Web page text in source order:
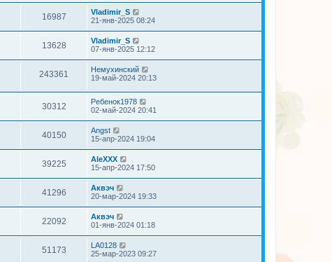
16987
Vladimir_S
21-янв-2025 08:24
13628
Vladimir_S
07-янв-2025 12:12
243361
Немухинский
19-май-2024 20:13
30312
Ребенок1978
02-май-2024 20:41
40150
Angst
15-апр-2024 19:04
39225
AleXXX
15-апр-2024 17:50
41296
Аквэч
20-мар-2024 19:33
22092
Аквэч
01-янв-2024 01:18
51173
LA0128
25-мар-2023 09:27